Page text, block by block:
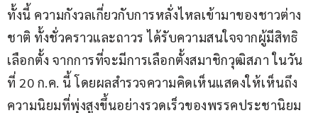
ทั้งนี้ ความกังวลเกี่ยวกับการหลั่งไหลเข้ามาของชาวต่าง
ชาติ ทั้งชั่วคราวและถาวร ได้รับความสนใจจากผู้มีสิทธิ
เลือกตั้ง จากการที่จะมีการเลือกตั้งสมาชิกวุฒิสภา ในวัน
ที่ 20 ก.ค. นี้ โดยผลสำรวจความคิดเห็นแสดงให้เห็นถึง
ความนิยมที่พุ่งสูงขึ้นอย่างรวดเร็วของพรรคประชานิยม